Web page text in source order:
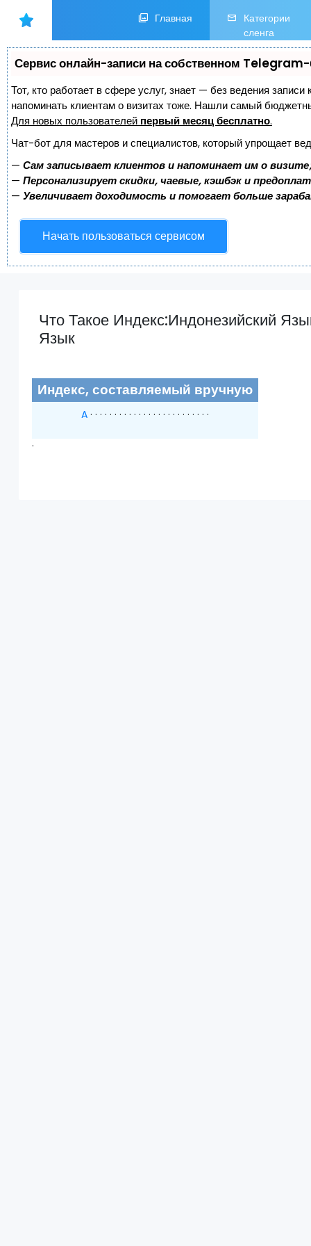
Главная
Категории
сленга
Сервис онлайн-записи на собственном
Тот, кто работает в сфере услуг, знает — без ведения
напоминать клиентам о визитах тоже. Нашли самый
Для новых пользователей первый месяц бесплатно.
Чат-бот для мастеров и специалистов, который упрощает
— Сам записывает клиентов и напоминает им о
— Персонализирует скидки, чаевые, кэшбэк и
— Увеличивает доходимость и помогает больше
Начать пользоваться сервисом
Что Такое Индекс:Индонезийский
Язык
Индекс, составляемый вручную
A · · · · · · · · · · · · · · · · · · · · · · · · ·
·